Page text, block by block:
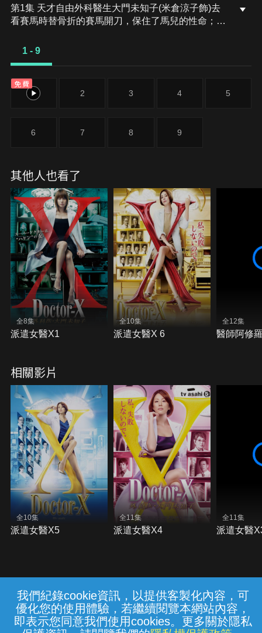
我們紀錄cookie資訊，以提供客製化內容，可
優化您的使用體驗，若繼續閱覽本網站內容，
即表示您同意我們使用cookies。更多關於隱私
第1集 天才自由外科醫生大門未知子(米倉涼子飾)去
看賽馬時替骨折的賽馬開刀，保住了馬兒的性命；之
不能截肢」時才知道，找她來的正是內科總部長馬
1 - 9
免費
1 2 3 4 5
6 7 8 9
其他人也看了
全8集
派遣女醫X1
全10集
派遣女醫X 6
全12集
醫師阿修
相關影片
全10集
派遣女醫X5
全11集
派遣女醫X4
全11集
派遣女醫
常見問題 線上客服 服務條款 隱私權保護
{{notifyMsg}}